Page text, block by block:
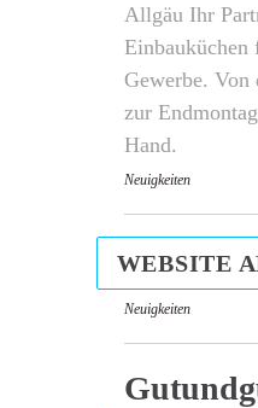
Allgäu Ihr
Gewerbe. Von
zur
Hand.
Neuigkeiten
WEBSITE
Neuigkeiten